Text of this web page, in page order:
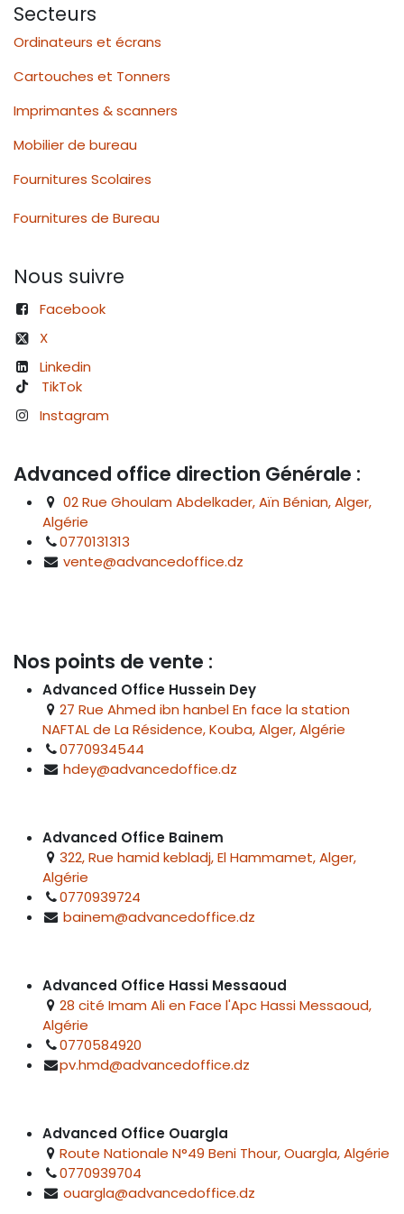
Secteurs
Ordinateurs et écrans
Cartouches et Tonners
Imprimantes & scanners
Mobilier de bureau
Fournitures Scolaires
Fournitures de Bureau
Nous suivre
Facebook
X
Linkedin
TikTok
Instagram
Advanced office direction Générale :
02 Rue Ghoulam Abdelkader, Aïn Bénian, Alger,
Algérie
0770131313
vente@advancedoffice.dz
Nos points de vente :
Advanced Office Hussein Dey
27 Rue Ahmed ibn hanbel En face la station
NAFTAL de La Résidence, Kouba, Alger, Algérie
0770934544
hdey@advancedoffice.dz
Advanced Office Bainem
322, Rue hamid kebladj, El Hammamet, Alger,
Algérie
0770939724
bainem@advancedoffice.dz
Advanced Office Hassi Messaoud
28 cité Imam Ali en Face l'Apc Hassi Messaoud,
Algérie
0770584920
pv.hmd@advancedoffice.dz
Advanced Office Ouargla
Route Nationale N°49 Beni Thour, Ouargla, Algérie
0770939704
ouargla@advancedoffice.dz